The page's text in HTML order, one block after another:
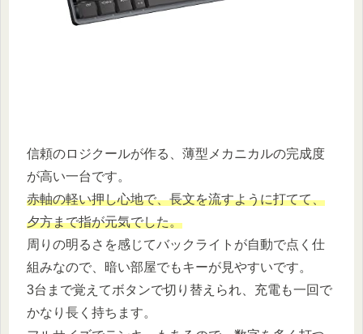
信頼のロジクールが作る、薄型メカニカルの完成度
が高い一台です。
赤軸の軽い押し心地で、長文を流すように打てて、
夕方まで指が元気でした。
周りの明るさを感じてバックライトが自動で点く仕
組みなので、暗い部屋でもキーが見やすいです。
3台まで覚えてボタンで切り替えられ、充電も一回で
かなり長く持ちます。